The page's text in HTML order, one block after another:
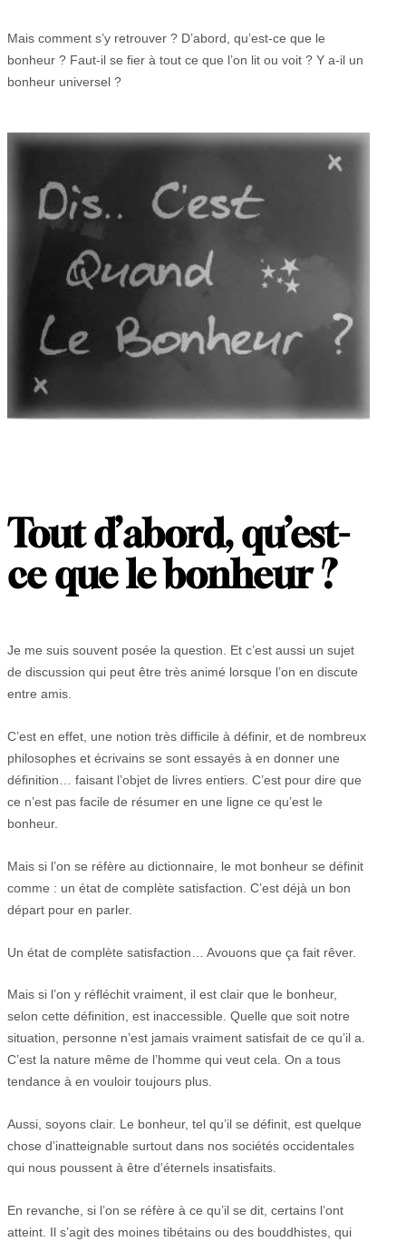
Mais comment s’y retrouver ? D’abord, qu’est-ce que le
bonheur ? Faut-il se fier à tout ce que l’on lit ou voit ? Y a-il un
bonheur universel ?
Tout d’abord, qu’est-
ce que le bonheur ?
Je me suis souvent posée la question. Et c’est aussi un sujet
de discussion qui peut être très animé lorsque l’on en discute
entre amis.
C’est en effet, une notion très difficile à définir, et de nombreux
philosophes et écrivains se sont essayés à en donner une
définition… faisant l’objet de livres entiers. C’est pour dire que
ce n’est pas facile de résumer en une ligne ce qu’est le
bonheur.
Mais si l’on se réfère au dictionnaire, le mot bonheur se définit
comme : un état de complète satisfaction. C’est déjà un bon
départ pour en parler.
Un état de complète satisfaction… Avouons que ça fait rêver.
Mais si l’on y réfléchit vraiment, il est clair que le bonheur,
selon cette définition, est inaccessible. Quelle que soit notre
situation, personne n’est jamais vraiment satisfait de ce qu’il a.
C’est la nature même de l’homme qui veut cela. On a tous
tendance à en vouloir toujours plus.
Aussi, soyons clair. Le bonheur, tel qu’il se définit, est quelque
chose d’inatteignable surtout dans nos sociétés occidentales
qui nous poussent à être d’éternels insatisfaits.
En revanche, si l’on se réfère à ce qu’il se dit, certains l’ont
atteint. Il s’agit des moines tibétains ou des bouddhistes, qui